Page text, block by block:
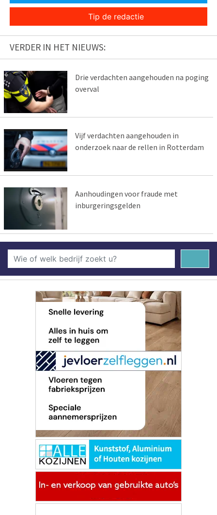
Tip de redactie
VERDER IN HET NIEUWS:
Drie verdachten aangehouden na poging
overval
Vijf verdachten aangehouden in
onderzoek naar de rellen in Rotterdam
Aanhoudingen voor fraude met
inburgeringsgelden